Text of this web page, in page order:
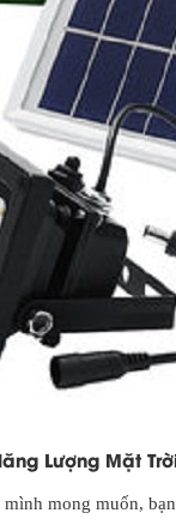
Lượng Mặt
mong muốn,